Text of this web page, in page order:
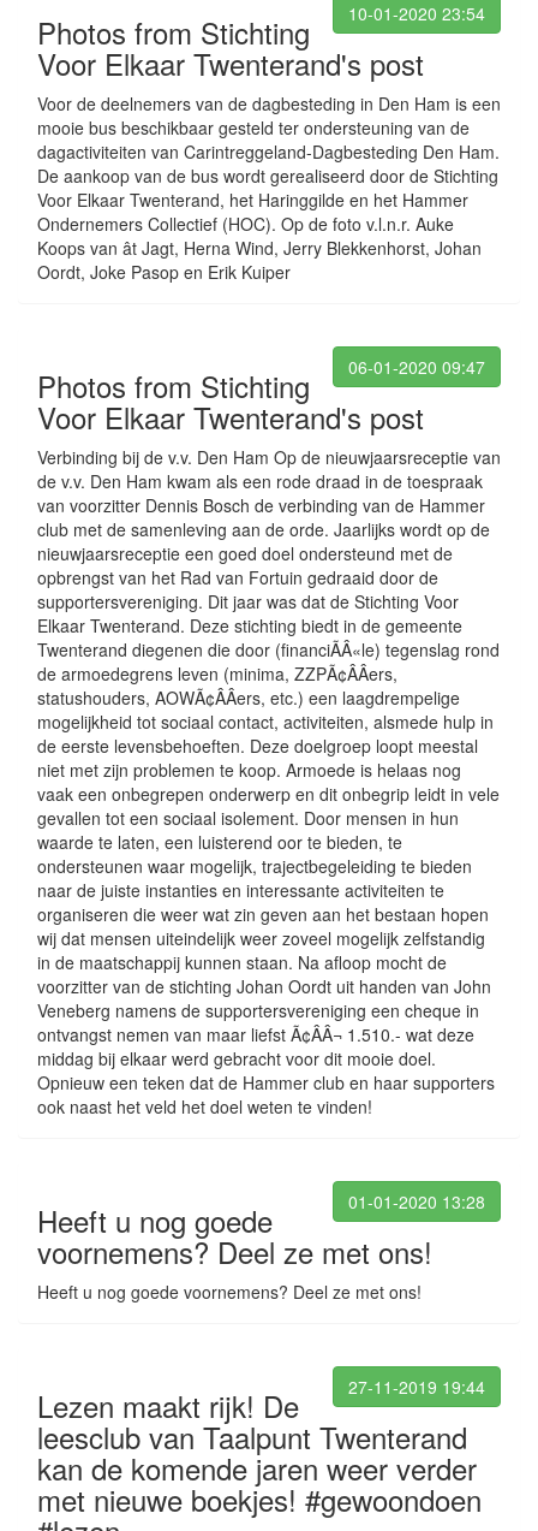
10-01-2020 23:54
Photos from Stichting
Voor Elkaar Twenterand's post
Voor de deelnemers van de dagbesteding in Den Ham is een
mooie bus beschikbaar gesteld ter ondersteuning van de
dagactiviteiten van Carintreggeland-Dagbesteding Den Ham.
De aankoop van de bus wordt gerealiseerd door de Stichting
Voor Elkaar Twenterand, het Haringgilde en het Hammer
Ondernemers Collectief (HOC). Op de foto v.l.n.r. Auke
Koops van ât Jagt, Herna Wind, Jerry Blekkenhorst, Johan
Oordt, Joke Pasop en Erik Kuiper
06-01-2020 09:47
Photos from Stichting
Voor Elkaar Twenterand's post
Verbinding bij de v.v. Den Ham Op de nieuwjaarsreceptie van
de v.v. Den Ham kwam als een rode draad in de toespraak
van voorzitter Dennis Bosch de verbinding van de Hammer
club met de samenleving aan de orde. Jaarlijks wordt op de
nieuwjaarsreceptie een goed doel ondersteund met de
opbrengst van het Rad van Fortuin gedraaid door de
supportersvereniging. Dit jaar was dat de Stichting Voor
Elkaar Twenterand. Deze stichting biedt in de gemeente
Twenterand diegenen die door (financiÃÂ«le) tegenslag rond
de armoedegrens leven (minima, ZZPÃ¢ÂÂers,
statushouders, AOWÃ¢ÂÂers, etc.) een laagdrempelige
mogelijkheid tot sociaal contact, activiteiten, alsmede hulp in
de eerste levensbehoeften. Deze doelgroep loopt meestal
niet met zijn problemen te koop. Armoede is helaas nog
vaak een onbegrepen onderwerp en dit onbegrip leidt in vele
gevallen tot een sociaal isolement. Door mensen in hun
waarde te laten, een luisterend oor te bieden, te
ondersteunen waar mogelijk, trajectbegeleiding te bieden
naar de juiste instanties en interessante activiteiten te
organiseren die weer wat zin geven aan het bestaan hopen
wij dat mensen uiteindelijk weer zoveel mogelijk zelfstandig
in de maatschappij kunnen staan. Na afloop mocht de
voorzitter van de stichting Johan Oordt uit handen van John
Veneberg namens de supportersvereniging een cheque in
ontvangst nemen van maar liefst Ã¢ÂÂ¬ 1.510.- wat deze
middag bij elkaar werd gebracht voor dit mooie doel.
Opnieuw een teken dat de Hammer club en haar supporters
ook naast het veld het doel weten te vinden!
01-01-2020 13:28
Heeft u nog goede
voornemens? Deel ze met ons!
Heeft u nog goede voornemens? Deel ze met ons!
27-11-2019 19:44
Lezen maakt rijk! De
leesclub van Taalpunt Twenterand
kan de komende jaren weer verder
met nieuwe boekjes! #gewoondoen